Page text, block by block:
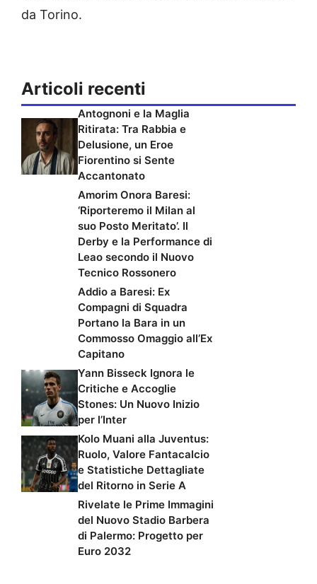
da Torino.
Articoli recenti
Antognoni e la Maglia
Ritirata: Tra Rabbia e
Delusione, un Eroe
Fiorentino si Sente
Accantonato
Amorim Onora Baresi:
‘Riporteremo il Milan al
suo Posto Meritato’. Il
Derby e la Performance di
Leao secondo il Nuovo
Tecnico Rossonero
Addio a Baresi: Ex
Compagni di Squadra
Portano la Bara in un
Commosso Omaggio all’Ex
Capitano
Yann Bisseck Ignora le
Critiche e Accoglie
Stones: Un Nuovo Inizio
per l’Inter
Kolo Muani alla Juventus:
Ruolo, Valore Fantacalcio
e Statistiche Dettagliate
del Ritorno in Serie A
Rivelate le Prime Immagini
del Nuovo Stadio Barbera
di Palermo: Progetto per
Euro 2032